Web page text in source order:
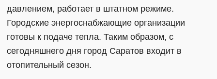
давлением, работает в штатном режиме.
Городские энергоснабжающие организации
готовы к подаче тепла. Таким образом, с
сегодняшнего дня город Саратов входит в
отопительный сезон.